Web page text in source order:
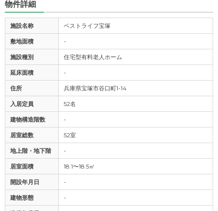
物件詳細
施設名称 ベストライフ宝塚
敷地面積 -
施設種別 住宅型有料老人ホーム
延床面積 -
住所 兵庫県宝塚市谷口町1-14
入居定員 52名
建物構造階数 -
居室総数 52室
地上階・地下階 -
居室面積 18.1〜18.5㎡
開設年月日 -
建物形態 -